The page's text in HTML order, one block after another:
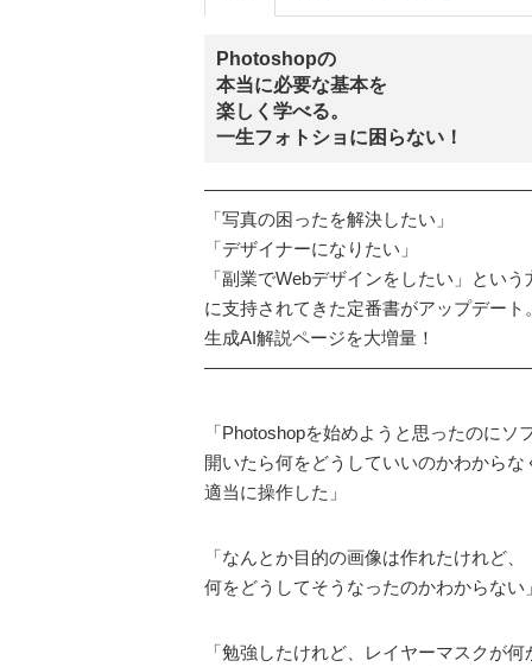
Photoshopの
本当に必要な基本を
楽しく学べる。
一生フォトショに困らない！
「写真の困ったを解決したい」
「デザイナーになりたい」
「副業でWebデザインをしたい」という
に支持されてきた定番書がアップデート。
生成AI解説ページを大増量！
「Photoshopを始めようと思ったのにソ
開いたら何をどうしていいのかわからな
適当に操作した」
「なんとか目的の画像は作れたけれど、
何をどうしてそうなったのかわからない」
「勉強したけれど、レイヤーマスクが何